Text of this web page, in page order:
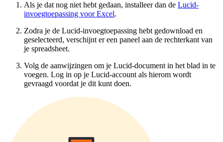
Als je dat nog niet hebt gedaan, installeer dan de Lucid-
invoegtoepassing voor Excel.
Zodra je de Lucid-invoegtoepassing hebt gedownload en
geselecteerd, verschijnt er een paneel aan de rechterkant van
je spreadsheet.
Volg de aanwijzingen om je Lucid-document in het blad in te
voegen. Log in op je Lucid-account als hierom wordt
gevraagd voordat je dit kunt doen.